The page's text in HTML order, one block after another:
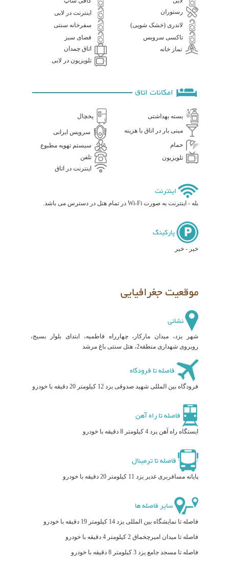
رستوران
اینترنت در لابی
لاندری (خشک شویی)
سفرخانه سنتی
تاکسی سرویس
فضای سبز
نماز خانه
اتاق چمدان
تلویزیون در لابی
امکانات اتاق
بسته بهداشتی
یخچال
مینی بار در اتاق با هزینه
سرویس ایرانی
حمام
سیستم تهویه مطبوع
تلویزیون
تلفن
اینترنت در اتاق
اینترنت
بله - اینترنت به صورت Wi-Fi در تمام هتل در دسترس می باشد.
پارکینگ
خیر - خیر
موقعیت جغرافیایی
نشانی
شهر یزد، میدان مارکار، چهارراه فاطمیه، ابتدای بلوار بسیج،
روبروی شهداری منطقه2، هتل سنتی باغ مرشد
فاصله تا فرودگاه
فرودگاه بین المللی شهید صدوقی یزد 12 کیلومتر 20 دقیقه با خودرو
فاصله تا راه آهن
ایستگاه راه آهن یزد 4 کیلومتر 8 دقیقه با خودرو
فاصله تا ترمینال
پایانه مسافربری غدیر یزد 11 کیلومتر 20 دقیقه با خودرو
سایر فاصله ها
فاصله تا نمایشگاه بین المللی یزد 14 کیلومتر 19 دقیقه با خودرو
فاصله تا میدان امیرچخماق 2 کیلومتر 4 دقیقه با خودرو
فاصله تا مسجد جامع یزد 3 کیلومتر 8 دقیقه با خودرو